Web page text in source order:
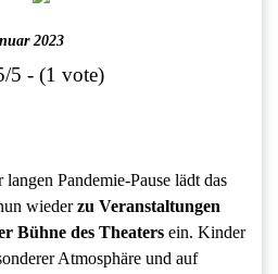
2023
5 - (1 vote)
langen Pandemie-Pause lädt das
wiederzu Veranstaltungen
Bühne des Theaters ein. Kinder
Atmosphäre und auf